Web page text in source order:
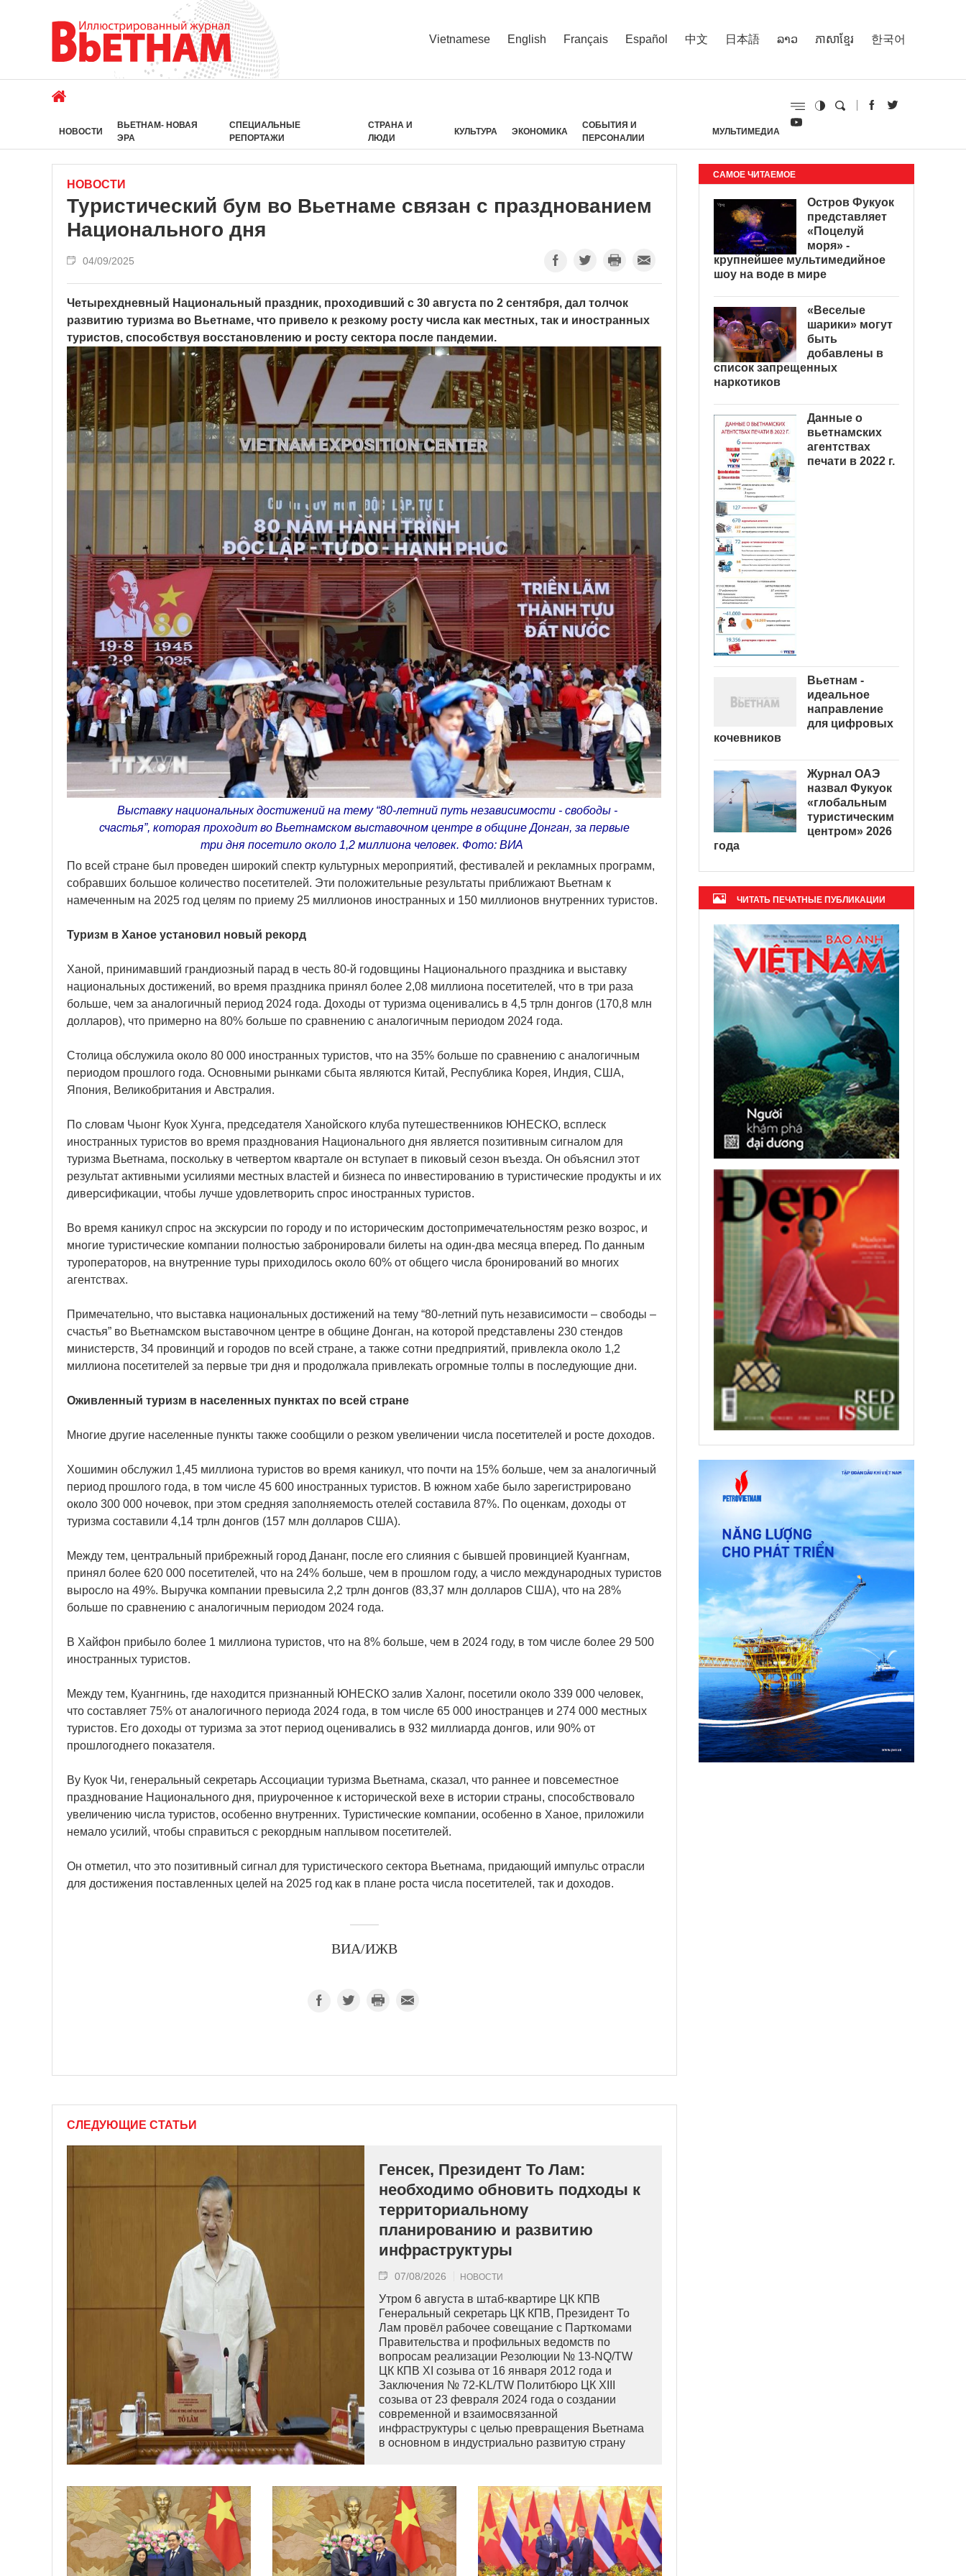
Vietnamese English Français Español 中文 日本語 ລາວ ភាសាខ្មែរ 한국어
НОВОСТИ
ВЬЕТНАМ- НОВАЯ
ЭРА
СПЕЦИАЛЬНЫЕ
РЕПОРТАЖИ
СТРАНА И
ЛЮДИ
КУЛЬТУРА ЭКОНОМИКА
СОБЫТИЯ И
ПЕРСОНАЛИИ
МУЛЬТИМЕДИА
НОВОСТИ
Туристический бум во Вьетнаме связан с празднованием
Национального дня
04/09/2025
Четырехдневный Национальный праздник, проходивший с 30 августа по 2 сентября, дал толчок
развитию туризма во Вьетнаме, что привело к резкому росту числа как местных, так и иностранных
туристов, способствуя восстановлению и росту сектора после пандемии.
Выставку национальных достижений на тему “80-летний путь независимости - свободы -
счастья”, которая проходит во Вьетнамском выставочном центре в общине Донган, за первые
три дня посетило около 1,2 миллиона человек. Фото: ВИA
По всей стране был проведен широкий спектр культурных мероприятий, фестивалей и рекламных программ,
собравших большое количество посетителей. Эти положительные результаты приближают Вьетнам к
намеченным на 2025 год целям по приему 25 миллионов иностранных и 150 миллионов внутренних туристов.
Туризм в Ханое установил новый рекорд
Ханой, принимавший грандиозный парад в честь 80-й годовщины Национального праздника и выставку
национальных достижений, во время праздника принял более 2,08 миллиона посетителей, что в три раза
больше, чем за аналогичный период 2024 года. Доходы от туризма оценивались в 4,5 трлн донгов (170,8 млн
долларов), что примерно на 80% больше по сравнению с аналогичным периодом 2024 года.
Столица обслужила около 80 000 иностранных туристов, что на 35% больше по сравнению с аналогичным
периодом прошлого года. Основными рынками сбыта являются Китай, Республика Корея, Индия, США,
Япония, Великобритания и Австралия.
По словам Чыонг Куок Хунга, председателя Ханойского клуба путешественников ЮНЕСКО, всплеск
иностранных туристов во время празднования Национального дня является позитивным сигналом для
туризма Вьетнама, поскольку в четвертом квартале он вступает в пиковый сезон въезда. Он объяснил этот
результат активными усилиями местных властей и бизнеса по инвестированию в туристические продукты и их
диверсификации, чтобы лучше удовлетворить спрос иностранных туристов.
Во время каникул спрос на экскурсии по городу и по историческим достопримечательностям резко возрос, и
многие туристические компании полностью забронировали билеты на один-два месяца вперед. По данным
туроператоров, на внутренние туры приходилось около 60% от общего числа бронирований во многих
агентствах.
Примечательно, что выставка национальных достижений на тему “80-летний путь независимости – свободы –
счастья” во Вьетнамском выставочном центре в общине Донган, на которой представлены 230 стендов
министерств, 34 провинций и городов по всей стране, а также сотни предприятий, привлекла около 1,2
миллиона посетителей за первые три дня и продолжала привлекать огромные толпы в последующие дни.
Оживленный туризм в населенных пунктах по всей стране
Многие другие населенные пункты также сообщили о резком увеличении числа посетителей и росте доходов.
Хошимин обслужил 1,45 миллиона туристов во время каникул, что почти на 15% больше, чем за аналогичный
период прошлого года, в том числе 45 600 иностранных туристов. В южном хабе было зарегистрировано
около 300 000 ночевок, при этом средняя заполняемость отелей составила 87%. По оценкам, доходы от
туризма составили 4,14 трлн донгов (157 млн долларов США).
Между тем, центральный прибрежный город Дананг, после его слияния с бывшей провинцией Куангнам,
принял более 620 000 посетителей, что на 24% больше, чем в прошлом году, а число международных туристов
выросло на 49%. Выручка компании превысила 2,2 трлн донгов (83,37 млн долларов США), что на 28%
больше по сравнению с аналогичным периодом 2024 года.
В Хайфон прибыло более 1 миллиона туристов, что на 8% больше, чем в 2024 году, в том числе более 29 500
иностранных туристов.
Между тем, Куангнинь, где находится признанный ЮНЕСКО залив Халонг, посетили около 339 000 человек,
что составляет 75% от аналогичного периода 2024 года, в том числе 65 000 иностранцев и 274 000 местных
туристов. Его доходы от туризма за этот период оценивались в 932 миллиарда донгов, или 90% от
прошлогоднего показателя.
Ву Куок Чи, генеральный секретарь Ассоциации туризма Вьетнама, сказал, что раннее и повсеместное
празднование Национального дня, приуроченное к исторической вехе в истории страны, способствовало
увеличению числа туристов, особенно внутренних. Туристические компании, особенно в Ханое, приложили
немало усилий, чтобы справиться с рекордным наплывом посетителей.
Он отметил, что это позитивный сигнал для туристического сектора Вьетнама, придающий импульс отрасли
для достижения поставленных целей на 2025 год как в плане роста числа посетителей, так и доходов.
ВИА/ИЖВ
СЛЕДУЮЩИЕ СТАТЬИ
Генсек, Президент То Лам:
необходимо обновить подходы к
территориальному
планированию и развитию
инфраструктуры
07/08/2026 НОВОСТИ
Утром 6 августа в штаб-квартире ЦК КПВ
Генеральный секретарь ЦК КПВ, Президент То
Лам провёл рабочее совещание с Парткомами
Правительства и профильных ведомств по
вопросам реализации Резолюции № 13-NQ/TW
ЦК КПВ XI созыва от 16 января 2012 года и
Заключения № 72-KL/TW Политбюро ЦК XIII
созыва от 23 февраля 2024 года о создании
современной и взаимосвязанной
инфраструктуры с целью превращения Вьетнама
в основном в индустриально развитую страну
САМОЕ ЧИТАЕМОЕ
Остров Фукуок
представляет
«Поцелуй
моря» -
крупнейшее мультимедийное
шоу на воде в мире
«Веселые
шарики» могут
быть
добавлены в
список запрещенных
наркотиков
Данные о
вьетнамских
агентствах
печати в 2022 г.
Вьетнам -
идеальное
направление
для цифровых
кочевников
Журнал ОАЭ
назвал Фукуок
«глобальным
туристическим
центром» 2026
года
ЧИТАТЬ ПЕЧАТНЫЕ ПУБЛИКАЦИИ